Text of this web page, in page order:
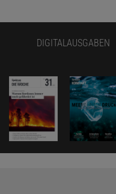
DIGITALAUSGABEN